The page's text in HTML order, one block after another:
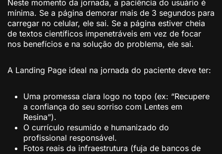
Neste momento da jornada, a paciência do usuário é
mínima. Se a página demorar mais de 3 segundos para
carregar no celular, ele sai. Se a página estiver cheia
de textos científicos impenetráveis em vez de focar
nos benefícios e na solução do problema, ele sai.
A Landing Page ideal na jornada do paciente deve ter:
Uma promessa clara logo no topo (ex: “Recupere
a confiança do seu sorriso com Lentes em
Resina”).
O currículo resumido e humanizado do
profissional responsável.
Fotos reais da infraestrutura (fuja de bancos de